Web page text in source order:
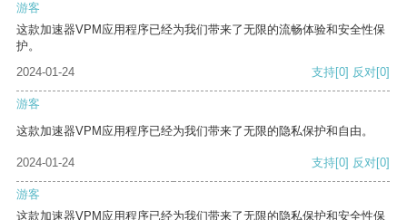
游客
这款加速器VPM应用程序已经为我们带来了无限的流畅体验和安全性保
护。
2024-01-24
支持[0] 反对[0]
游客
这款加速器VPM应用程序已经为我们带来了无限的隐私保护和自由。
2024-01-24 支持[0] 反对[0]
游客
这款加速器VPM应用程序已经为我们带来了无限的隐私保护和安全性保